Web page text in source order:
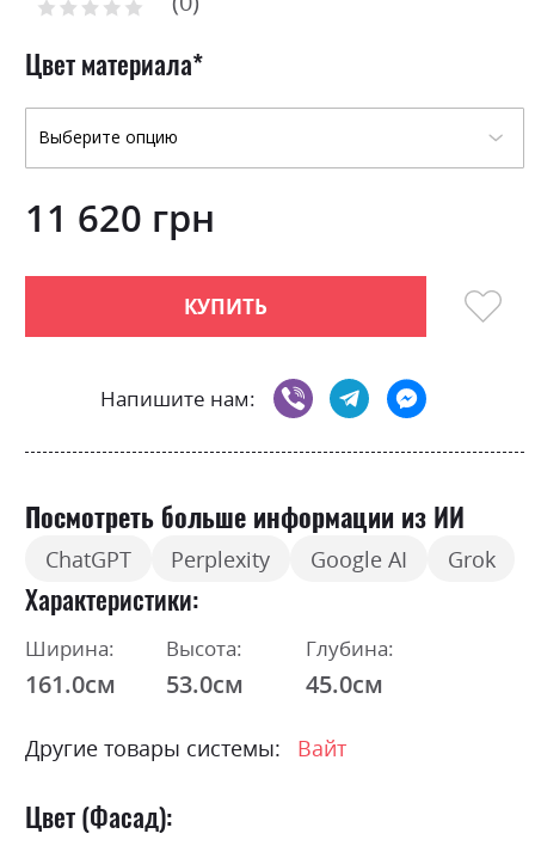
of
the
images
gallery
Рейтинг:
Цвет материала
11 620 грн
КУПИТЬ
Напишите нам:
Посмотреть больше информации из ИИ
ChatGPT Perplexity Google AI Grok
Характеристики
Ширина:
161.0см
Высота:
53.0см
Глубина:
45.0см
Другие товары системы: Вайт
Цвет (Фасад):